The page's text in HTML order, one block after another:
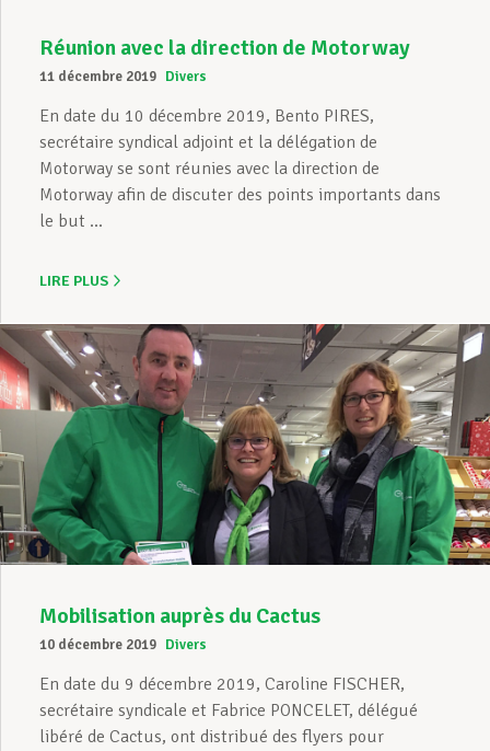
Réunion avec la direction de Motorway
11 décembre 2019 Divers
En date du 10 décembre 2019, Bento PIRES,
secrétaire syndical adjoint et la délégation de
Motorway se sont réunies avec la direction de
Motorway afin de discuter des points importants dans
le but ...
LIRE PLUS
Mobilisation auprès du Cactus
10 décembre 2019 Divers
En date du 9 décembre 2019, Caroline FISCHER,
secrétaire syndicale et Fabrice PONCELET, délégué
libéré de Cactus, ont distribué des flyers pour